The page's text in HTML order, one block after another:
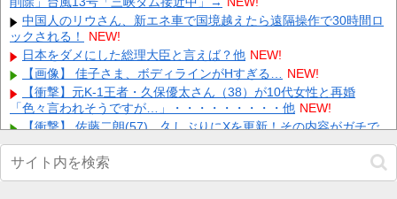
【画像】 福原遥さん、意外とあるｗ NEW!
日本をダメにした総理大臣、ワースト１位が同点でこの人ｗｗｗ
ｗｗｗ NEW!
Powered by livedoor 相互RSS
中国人のリウさん、新エネ車で国境越えたら遠隔操作で30時間ロ
ックされる！
NEW!
日本をダメにした総理大臣と言えば？他 NEW!
【画像】 佳子さま、ボディラインがHすぎる… NEW!
【衝撃】元K-1王者・久保優太さん（38）が10代女性と再婚
「色々言われそうですが…」・・・・・・・・・他 NEW!
【衝撃】 佐藤二朗(57)、久しぶりにXを更新！その内容がガチで
ヤバすぎる… NEW!
【Vtuber】中日のCS進出が普通にあり得るセリーグ他
【画像】 スカパーさん、野球中継で子連れママさんの乳をモロ映